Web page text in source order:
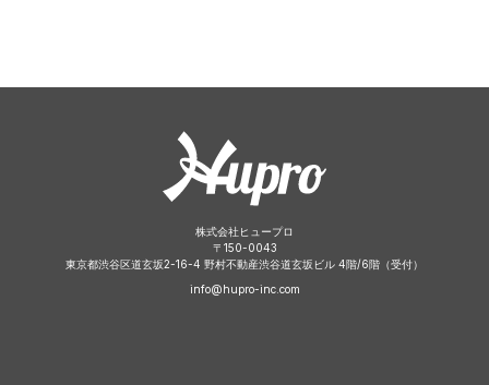
株式会社ヒュープロ
〒 150-0043
東京都渋谷区道玄坂2-16-4 野村不動産渋谷道玄坂ビル 4階/6階（受付）
info@hupro-inc.com